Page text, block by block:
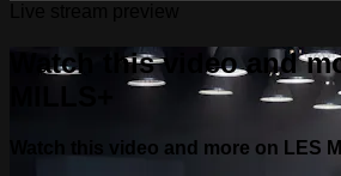
Watch this video and
Watch this video and more on LES